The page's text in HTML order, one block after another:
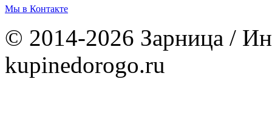
Мы в Контакте
© 2014-2026 Зарница /
kupinedorogo.ru